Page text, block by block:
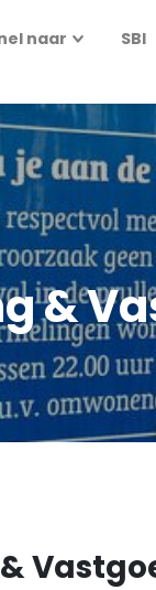
naar SBI
&